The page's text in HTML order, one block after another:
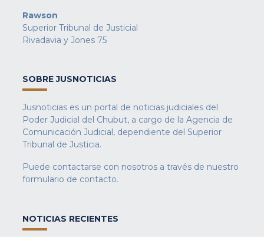
Rawson
Superior Tribunal de Justicial
Rivadavia y Jones 75
SOBRE JUSNOTICIAS
Jusnoticias es un portal de noticias judiciales del
Poder Judicial del Chubut, a cargo de la Agencia de
Comunicación Judicial, dependiente del Superior
Tribunal de Justicia.
Puede contactarse con nosotros a través de nuestro
formulario de contacto.
NOTICIAS RECIENTES